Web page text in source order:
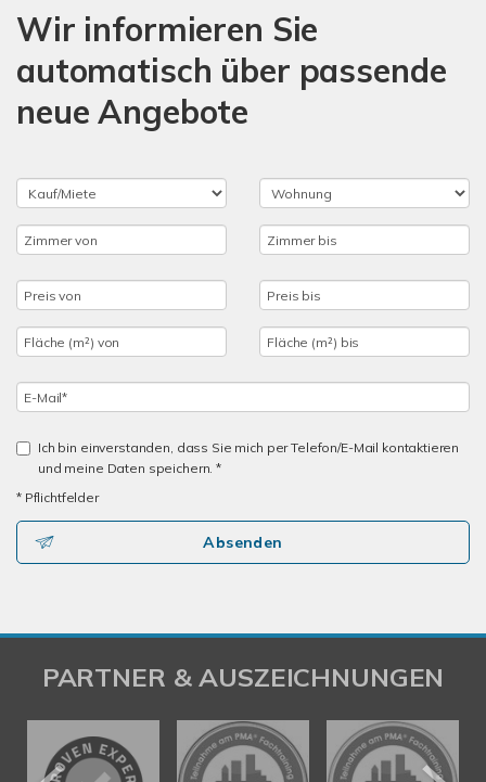
Wir informieren Sie
automatisch über passende
neue Angebote
Ich bin einverstanden, dass Sie mich per Telefon/E-Mail kontaktieren
und meine Daten speichern. *
* Pflichtfelder
Absenden
PARTNER & AUSZEICHNUNGEN